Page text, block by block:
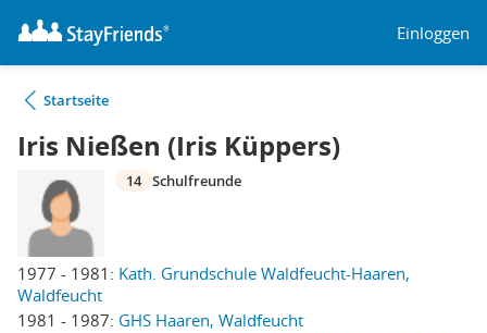
Einloggen
Startseite
Iris Nießen (Iris Küppers)
1977 - 1981: Kath. Grundschule Waldfeucht-Haaren,
Waldfeucht
1981 - 1987: GHS Haaren, Waldfeucht
14 Schulfreunde